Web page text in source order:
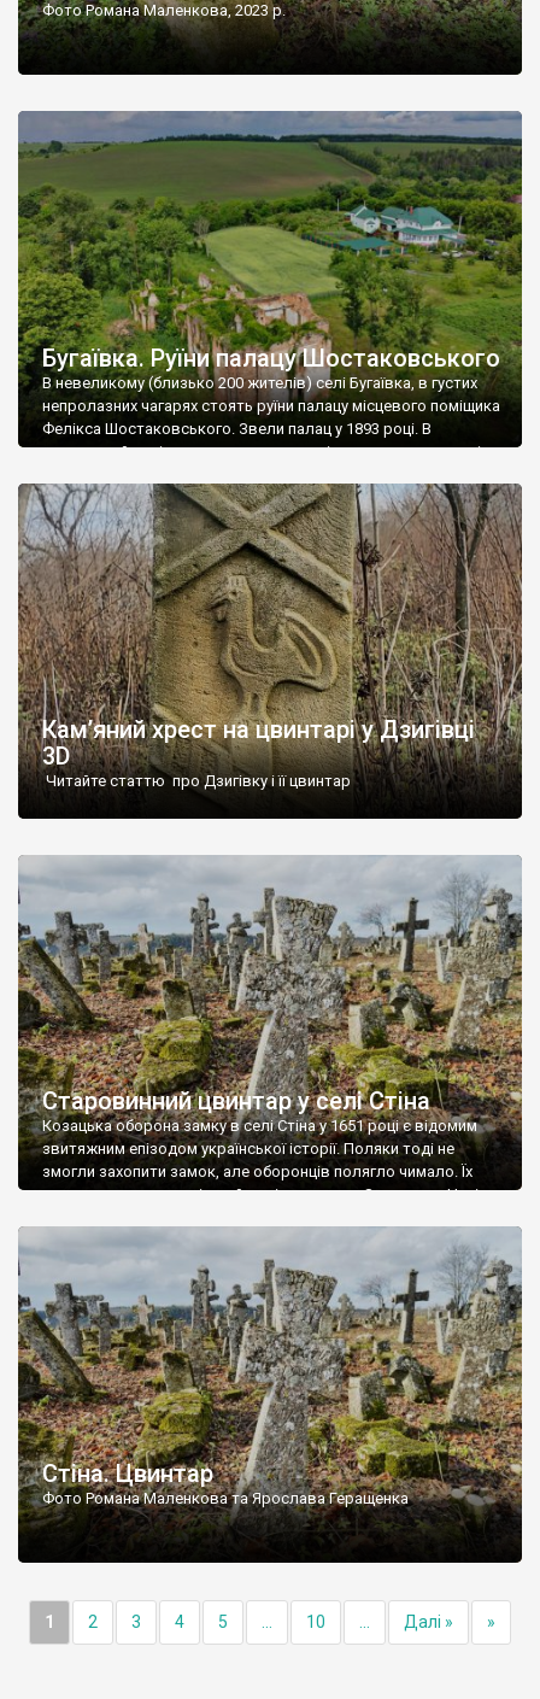
Фото Романа Маленкова, 2023 р.
Бугаївка. Руїни палацу Шостаковського
В невеликому (близько 200 жителів) селі Бугаївка, в густих
непролазних чагарях стоять руїни палацу місцевого поміщика
Фелікса Шостаковського. Звели палац у 1893 році. В
радянський період у ньому спочатку містилася школа, потім
століття тут розмістили туберкульозну лікарню. Коли із
палацу виїхала лікарня – ми точно не […]
Кам’яний хрест на цвинтарі у Дзигівці
3D
Читайте статтю про Дзигівку і її цвинтар
Старовинний цвинтар у селі Стіна
Козацька оборона замку в селі Стіна у 1651 році є відомим
звитяжним епізодом української історії. Поляки тоді не
змогли захопити замок, але оборонців полягло чимало. Їх
поховали на цвинтарі, який тоді називався Замковим. Нині на
ньому чимало хрестів 19 століття, є такі, де епітафії стер […]
Стіна. Цвинтар
Фото Романа Маленкова та Ярослава Геращенка
1 2 3 4 5 10 Далі » »